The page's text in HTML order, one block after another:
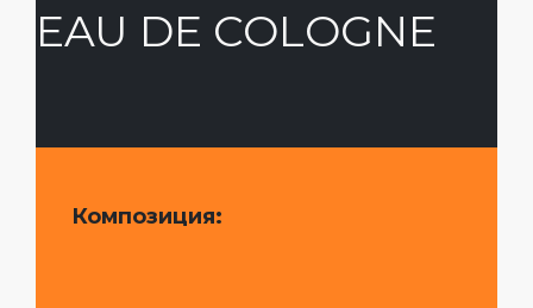
EAU DE COLOGNE
Композиция: